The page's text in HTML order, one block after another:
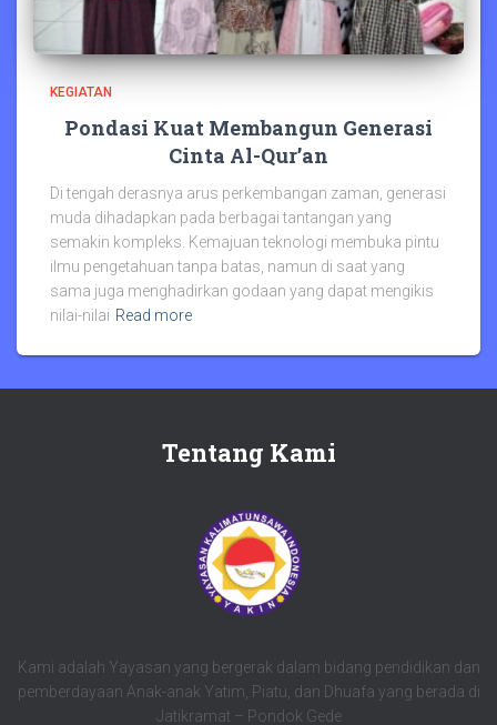
KEGIATAN
Pondasi Kuat Membangun Generasi
Cinta Al-Qur’an
Di tengah derasnya arus perkembangan zaman, generasi
muda dihadapkan pada berbagai tantangan yang
semakin kompleks. Kemajuan teknologi membuka pintu
ilmu pengetahuan tanpa batas, namun di saat yang
sama juga menghadirkan godaan yang dapat mengikis
nilai-nilai Read more
Tentang Kami
Kami adalah Yayasan yang bergerak dalam bidang pendidikan dan
pemberdayaan Anak-anak Yatim, Piatu, dan Dhuafa yang berada di
Jatikramat – Pondok Gede